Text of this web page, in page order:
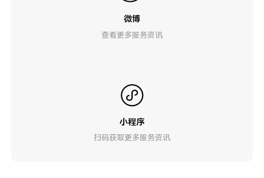
微博
查看更多服务资讯
小程序
扫码获取更多服务资讯